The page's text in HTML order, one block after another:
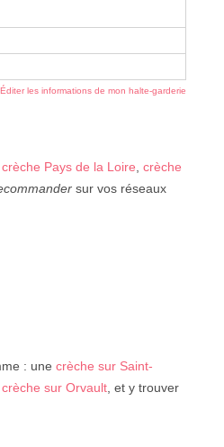
Éditer les informations de mon halte-garderie
crèche Pays de la Loire crèche
sur vos réseaux
: une crèche sur Saint-
crèche sur Orvault , et y trouver